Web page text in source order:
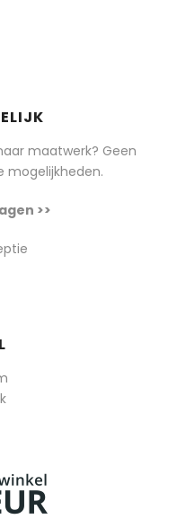
maatwerk? Geen
mogelijkheden.
>>